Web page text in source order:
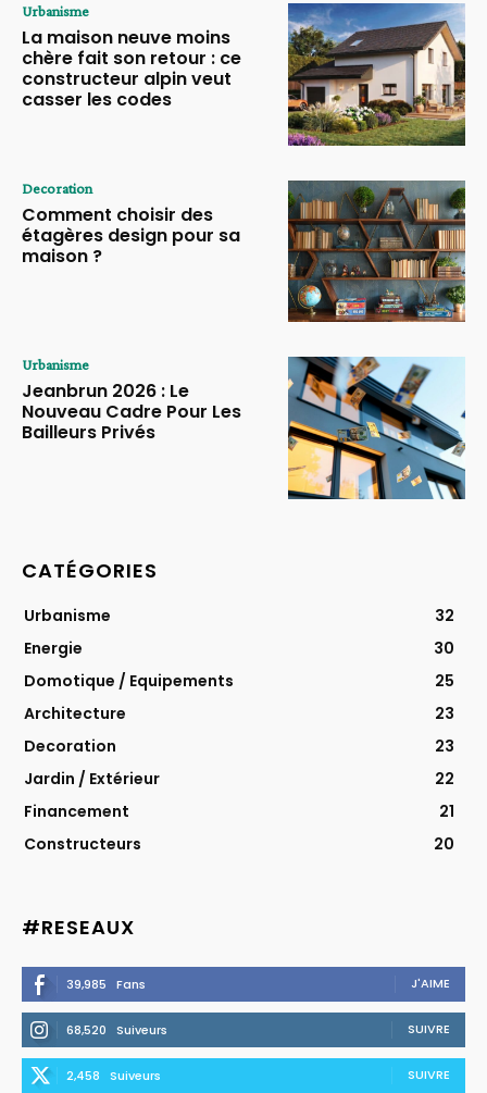
Urbanisme
La maison neuve moins
chère fait son retour : ce
constructeur alpin veut
casser les codes
Decoration
Comment choisir des
étagères design pour sa
maison ?
Urbanisme
Jeanbrun 2026 : Le
Nouveau Cadre Pour Les
Bailleurs Privés
CATÉGORIES
Urbanisme
32
Energie
30
Domotique / Equipements
25
Architecture
23
Decoration
23
Jardin / Extérieur
22
Financement
21
Constructeurs
20
#RESEAUX
39,985 Fans J'AIME
68,520 Suiveurs SUIVRE
2,458 Suiveurs SUIVRE